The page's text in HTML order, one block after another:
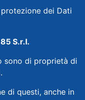
dei Dati
S.r.l.
sono di proprietà di
di questi, anche in